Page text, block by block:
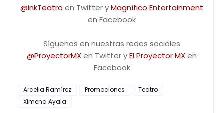
@inkTeatro en Twitter yMagnífico Entertainment
en Facebook
Síguenos en nuestras redes sociales
@ProyectorMXen Twitter yEl Proyector MXen
Facebook
Arcelia Ramírez Promociones
Teatro
Ximena Ayala